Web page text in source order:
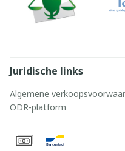
Juridische links
Algemene
ODR-platform